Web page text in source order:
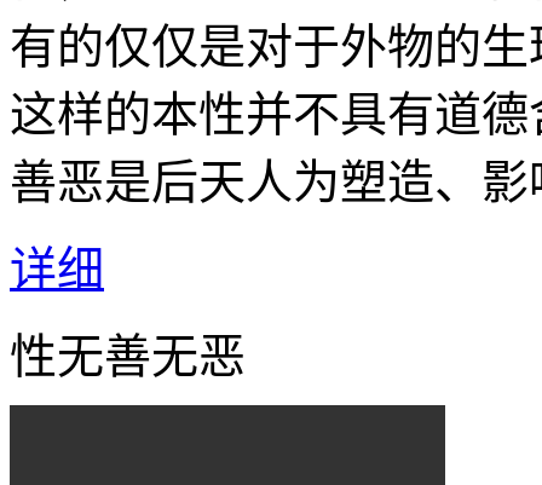
有的仅仅是对于外物的
这样的本性并不具有道
善恶是后天人为塑造、
详细
性无善无恶